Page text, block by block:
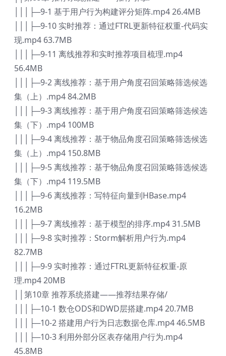
│││├─9-1 基于用户行为构建评分矩阵.mp4 26.4MB
│││├─9-10 实时推荐：通过FTRL更新特征权重-代码实
现.mp4 63.7MB
│││├─9-11 离线推荐和实时推荐项目梳理.mp4
56.4MB
│││├─9-2 离线推荐：基于用户角度召回策略筛选候选
集（上）.mp4 84.2MB
│││├─9-3 离线推荐：基于用户角度召回策略筛选候选
集（下）.mp4 100MB
│││├─9-4 离线推荐：基于物品角度召回策略筛选候选
集（上）.mp4 150.8MB
│││├─9-5 离线推荐：基于物品角度召回策略筛选候选
集（下）.mp4 119.5MB
│││├─9-6 离线推荐：写特征向量到HBase.mp4
16.2MB
│││├─9-7 离线推荐：基于模型的排序.mp4 31.5MB
│││├─9-8 实时推荐：Storm解析用户行为.mp4
82.7MB
│││├─9-9 实时推荐：通过FTRL更新特征权重-原
理.mp4 20MB
││第10章 推荐系统搭建——推荐结果存储/
│││├─10-1 数仓ODS和DWD层搭建.mp4 20.7MB
│││├─10-2 搭建用户行为日志数据仓库.mp4 46.5MB
│││├─10-3 利用外部分区表存储用户行为.mp4
45.8MB